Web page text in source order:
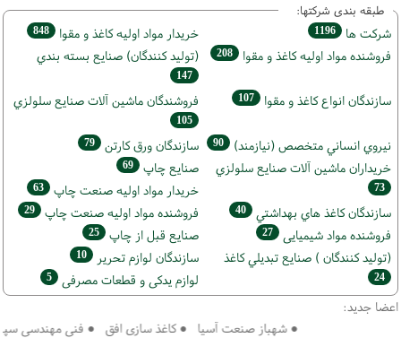
طبقه بندی شرکتها:
شركت ها 1196 خريدار مواد اوليه كاغذ و مقوا 848
فروشنده مواد اوليه كاغذ و مقوا 208 (تولید كنندگان) صنايع بسته بندي
147
سازندگان انواع کاغذ و مقوا 107 فروشندگان ماشين آلات صنايع سلولزي
105
نيروي انساني متخصص (نیازمند) 90 سازندگان ورق كارتن 79
خریداران ماشين آلات صنايع سلولزي
73
صنايع چاپ 69
خريدار مواد اوليه صنعت چاپ 63
سازندگان كاغذ هاي بهداشتي 40 فروشنده مواد اوليه صنعت چاپ 29
فروشنده مواد شیمیایی 27 صنايع قبل از چاپ 25
(تولید كنندگان ) صنايع تبديلي كاغذ
24
سازندگان لوازم تحریر 10
لوازم یدکی و قطعات مصرفی 5
اعضا جدید:
● شهباز صنعت آسیا ● کاغذ سازی افق ● فنی مهندسی سپهر